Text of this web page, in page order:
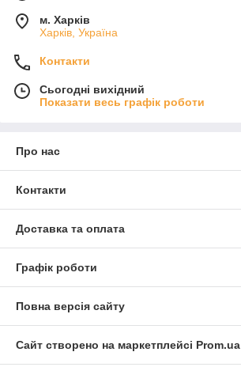
м. Харків
Харків, Україна
Контакти
Сьогодні вихідний
Показати весь графік роботи
Про нас
Контакти
Доставка та оплата
Графік роботи
Повна версія сайту
Сайт створено на маркетплейсі Prom.ua